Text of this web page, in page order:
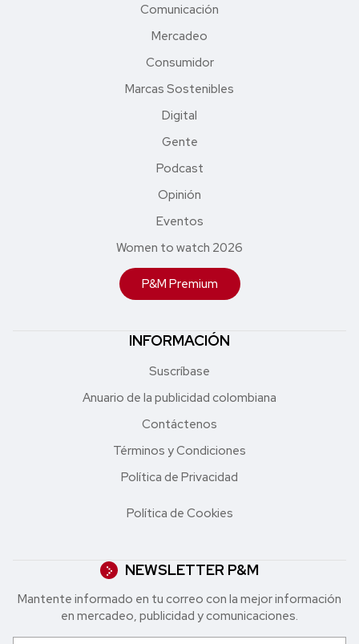
Comunicación
Mercadeo
Consumidor
Marcas Sostenibles
Digital
Gente
Podcast
Opinión
Eventos
Women to watch 2026
P&M Premium
INFORMACIÓN
Suscríbase
Anuario de la publicidad colombiana
Contáctenos
Términos y Condiciones
Política de Privacidad
Política de Cookies
NEWSLETTER P&M
Mantente informado en tu correo con la mejor in formación
en mercadeo, publicidad y comunicaciones.